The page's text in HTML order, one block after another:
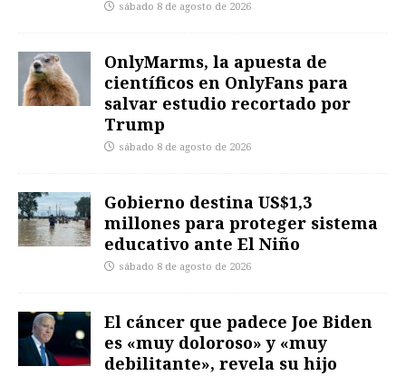
sábado 8 de agosto de 2026
OnlyMarms, la apuesta de
científicos en OnlyFans para
salvar estudio recortado por
Trump
sábado 8 de agosto de 2026
Gobierno destina US$1,3
millones para proteger sistema
educativo ante El Niño
sábado 8 de agosto de 2026
El cáncer que padece Joe Biden
es «muy doloroso» y «muy
debilitante», revela su hijo